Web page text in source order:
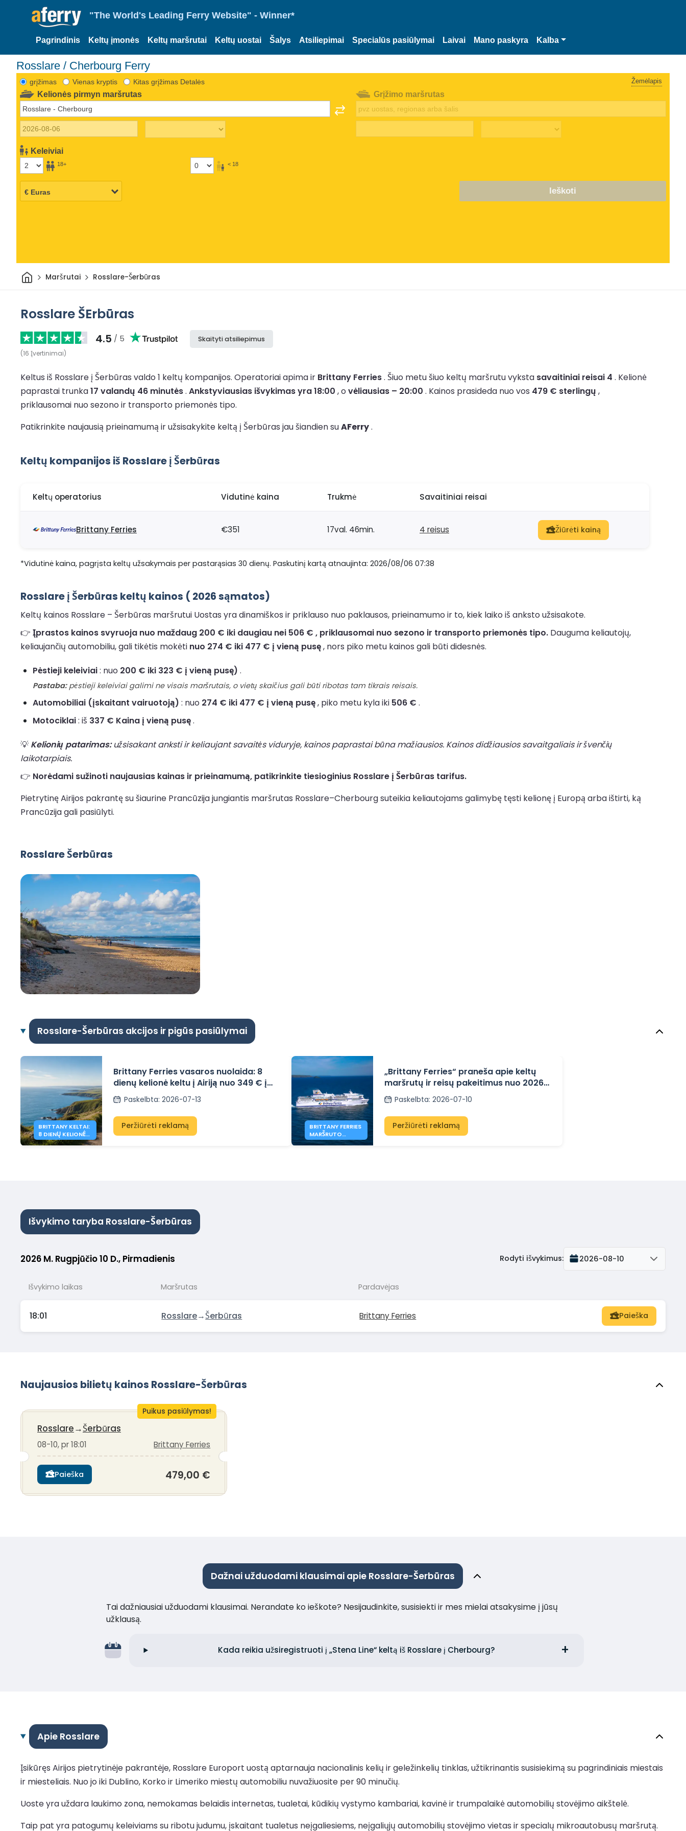
"The World's Leading Ferry Website" - Winner*
Pagrindinis Keltų įmonės Keltų maršrutai Keltų uostai Šalys Atsiliepimai Specialūs pasiūlymai Laivai Mano paskyra Kalba
Rosslare / Cherbourg Ferry
grįžimas Vienas kryptis Kitas grįžimas Detalės Žemėlapis
Kelionės pirmyn maršrutas
Keleiviai
18+ < 18
Grįžimo maršrutas
Ieškoti
Pradžia
Maršrutai Rosslare-Šerbūras
Rosslare ŠErbūras
4.5 / 5
(16 Įvertinimai)
Skaityti atsiliepimus
Keltus iš Rosslare į Šerbūras valdo 1 keltų kompanijos. Operatoriai apima ir Brittany Ferries. Šiuo metu šiuo keltų maršrutu vyksta savaitiniai reisai 4 . Kelionė
paprastai trunka17 valandų 46 minutės. Ankstyviausias išvykimas yra 18:00 , o vėliausias – 20:00 . Kainos prasideda nuo vos 479 € sterlingų ,
priklausomai nuo sezono ir transporto priemonės tipo.
Patikrinkite naujausią prieinamumą ir užsisakykite keltą į Šerbūras jau šiandien suAFerry.
Keltų kompanijos iš Rosslare į Šerbūras
Keltų operatorius Vidutinė kaina Trukmė Savaitiniai reisai
Brittany Ferries €351 17val. 46min. 4 reisus Žiūrėti kainą
*Vidutinė kaina, pagrįsta keltų užsakymais per pastarąsias 30 dienų. Paskutinį kartą atnaujinta: 2026/08/06 07:38
Rosslare į Šerbūras keltų kainos ( 2026 sąmatos)
Keltų kainos Rosslare – Šerbūras maršrutui Uostas yra dinamiškos ir priklauso nuo paklausos, prieinamumo ir to, kiek laiko iš anksto užsisakote.
👉 Įprastos kainos svyruoja nuo maždaug 200 € iki daugiau nei 506 € , priklausomai nuo sezono ir transporto priemonės tipo. Dauguma keliautojų,
keliaujančių automobiliu, gali tikėtis mokėti nuo 274 € iki 477 € į vieną pusę, nors piko metu kainos gali būti didesnės.
Pėstieji keleiviai: nuo 200 € iki 323 € į vieną pusę) .
Pastaba:pėstieji keleiviai galimi ne visais maršrutais, o vietų skaičius gali būti ribotas tam tikrais reisais.
Automobiliai (įskaitant vairuotoją) : nuo 274 € iki 477 € į vieną pusę, piko metu kyla iki 506 € .
Motociklai: iš 337 € Kaina į vieną pusę.
💡 Kelionių patarimas:užsisakant anksti ir keliaujant savaitės viduryje, kainos paprastai būna mažiausios. Kainos didžiausios savaitgaliais ir švenčių
laikotarpiais.
👉 Norėdami sužinoti naujausias kainas ir prieinamumą, patikrinkite tiesioginius Rosslare į Šerbūras tarifus.
Pietrytinę Airijos pakrantę su šiaurine Prancūzija jungiantis maršrutas Rosslare–Cherbourg suteikia keliautojams galimybę tęsti kelionę į Europą arba ištirti, ką
Prancūzija gali pasiūlyti.
Rosslare Šerbūras
Rosslare-Šerbūras akcijos ir pigūs pasiūlymai
BRITTANY KELTAI:
8 DIENŲ KELIONĖ
AIRIJOJE NUO 349
Brittany Ferries vasaros nuolaida: 8
dienų kelionė keltu į Airiją nuo 349 € į
abi puses
Paskelbta: 2026-07-13
Peržiūrėti reklamą
BRITTANY FERRIES
MARŠRUTO
PAKEITIMAI
„Brittany Ferries“ praneša apie keltų
maršrutų ir reisų pakeitimus nuo 2026
m. rudens
Paskelbta:2026-07-10
Peržiūrėti reklamą
Išvykimo taryba Rosslare-Šerbūras
2026 M. Rugpjūčio 10 D., Pirmadienis Rodyti išvykimus: 2026-08-10
Išvykimo laikas Maršrutas Pardavėjas
18:01 Rosslare→Šerbūras Brittany Ferries Paieška
Naujausios bilietų kainos Rosslare-Šerbūras
Puikus pasiūlymas!
Rosslare→Šerbūras
08-10, pr 18:01 Brittany Ferries
Paieška 479,00 €
Dažnai užduodami klausimai apie Rosslare-Šerbūras
Tai dažniausiai užduodami klausimai. Nerandate ko ieškote? Nesijaudinkite, susisiekti ir mes mielai atsakysime į jūsų
užklausą.
Kada reikia užsiregistruoti į „Stena Line“ keltą iš Rosslare į Cherbourg?
Apie Rosslare
Įsikūręs Airijos pietrytinėje pakrantėje, Rosslare Europort uostą aptarnauja nacionalinis kelių ir geležinkelių tinklas, užtikrinantis susisiekimą su pagrindiniais miestais
ir miesteliais. Nuo jo iki Dublino, Korko ir Limeriko miestų automobiliu nuvažiuosite per 90 minučių.
Uoste yra uždara laukimo zona, nemokamas belaidis internetas, tualetai, kūdikių vystymo kambariai, kavinė ir trumpalaikė automobilių stovėjimo aikštelė.
Taip pat yra patogumų keleiviams su ribotu judumu, įskaitant tualetus neįgaliesiems, neįgaliųjų automobilių stovėjimo vietas ir specialų mikroautobusų maršrutą.